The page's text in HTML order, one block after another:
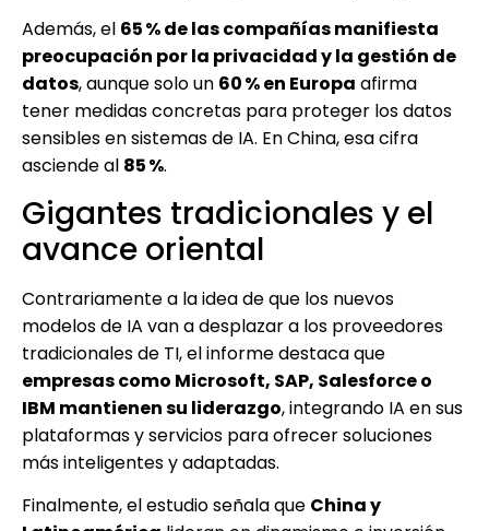
Además, el 65 % de las compañías manifiesta
preocupación por la privacidad y la gestión de
datos, aunque solo un 60 % en Europa afirma
tener medidas concretas para proteger los datos
sensibles en sistemas de IA. En China, esa cifra
asciende al 85 %.
Gigantes tradicionales y el
avance oriental
Contrariamente a la idea de que los nuevos
modelos de IA van a desplazar a los proveedores
tradicionales de TI, el informe destaca que
empresas como Microsoft, SAP, Salesforce o
IBM mantienen su liderazgo, integrando IA en sus
plataformas y servicios para ofrecer soluciones
más inteligentes y adaptadas.
Finalmente, el estudio señala que China y